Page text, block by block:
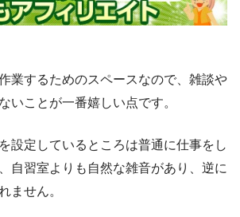
業するためのスペースなので、雑談や
いことが一番嬉しい点です。
設定しているところは普通に仕事をし
自習室よりも自然な雑音があり、逆に
ません。